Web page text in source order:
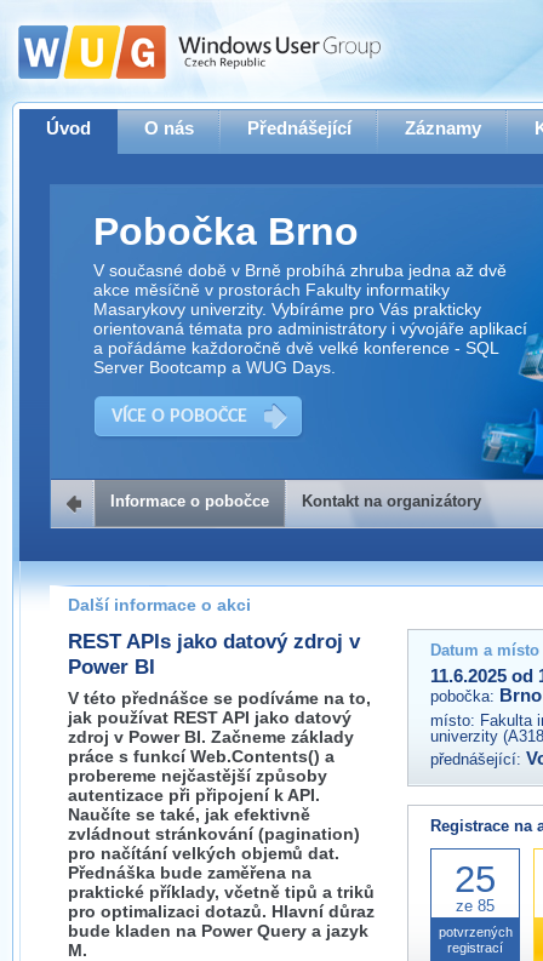
Úvod O nás Přednášející Záznamy
Pobočka Brno
V současné době v Brně probíhá zhruba jedna až dvě
akce měsíčně v prostorách Fakulty informatiky
Masarykovy univerzity. Vybíráme pro Vás prakticky
orientovaná témata pro administrátory i vývojáře aplikací
a pořádáme každoročně dvě velké konference - SQL
Server Bootcamp a WUG Days.
VÍCE O POBOČCE
Kontakt na organizátory
Pokud máte jakýkoliv dotaz na organizátory této akce,
prosím neváhejte nás kontaktovat na e-mailu:
brno@wug.cz
Informace o pobočce Kontakt na organizátory
Další informace o akci
REST APIs jako datový zdroj v
Power BI
V této přednášce se podíváme na to,
jak používat REST API jako datový
zdroj v Power BI. Začneme základy
práce s funkcí Web.Contents() a
probereme nejčastější způsoby
autentizace při připojení k API.
Naučíte se také, jak efektivně
zvládnout stránkování (pagination)
pro načítání velkých objemů dat.
Přednáška bude zaměřena na
praktické příklady, včetně tipů a triků
pro optimalizaci dotazů. Hlavní důraz
bude kladen na Power Query a jazyk
M.
Datum a
11.6.2025 od
pobočka: Brno
místo: Fakulta
univerzity
přednášející:
Registrace na
25
ze 85
potvrzených
registrací